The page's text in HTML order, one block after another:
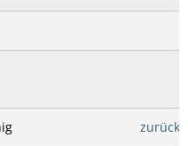
zurück